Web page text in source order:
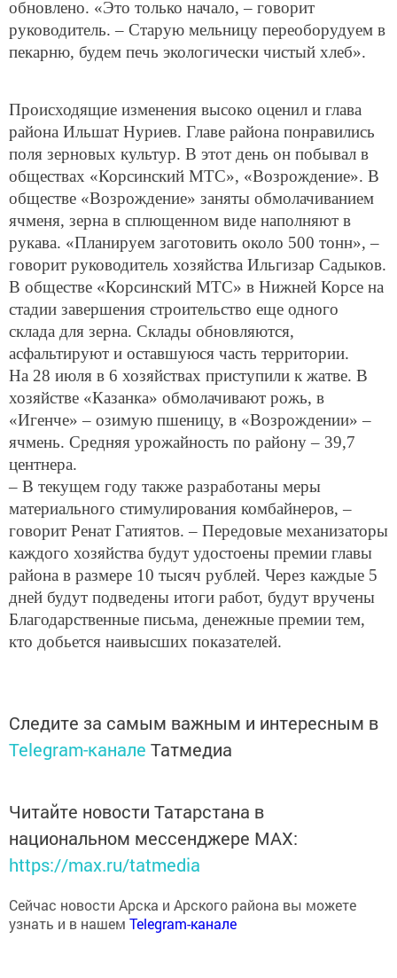
руководитель. – Старую мельницу переоборудуем в
пекарню, будем печь экологически чистый хлеб».
Происходящие изменения высоко оценил и глава
района Ильшат Нуриев. Главе района понравились
поля зерновых культур. В этот день он побывал в
обществах «Корсинский МТС», «Возрождение». В
обществе «Возрождение» заняты обмолачиванием
ячменя, зерна в сплющенном виде наполняют в
рукава. «Планируем заготовить около 500 тонн», –
говорит руководитель хозяйства Ильгизар Садыков.
В обществе «Корсинский МТС» в Нижней Корсе на
стадии завершения строительство еще одного
склада для зерна. Склады обновляются,
асфальтируют и оставшуюся часть территории.
На 28 июля в 6 хозяйствах приступили к жатве. В
хозяйстве «Казанка» обмолачивают рожь, в
«Игенче» – озимую пшеницу, в «Возрождении» –
ячмень. Средняя урожайность по району – 39,7
центнера.
– В текущем году также разработаны меры
материального стимулирования комбайнеров, –
говорит Ренат Гатиятов. – Передовые механизаторы
каждого хозяйства будут удостоены премии главы
района в размере 10 тысяч рублей. Через каждые 5
дней будут подведены итоги работ, будут вручены
Благодарственные письма, денежные премии тем,
кто добьется наивысших показателей.
Следите за самым важным и интересным в
Telegram-канале Татмедиа
Читайте новости Татарстана в
национальном мессенджере MАХ:
https://max.ru/tatmedia
Сейчас новости Арска и Арского района вы можете
узнать и в нашемTelegram-канале